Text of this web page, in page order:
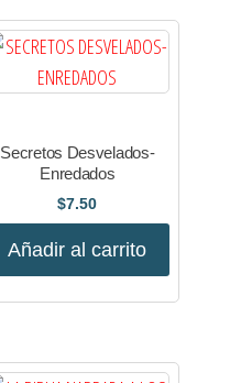
Secretos Desvelados-
Enredados
$7.50
Añadir al carrito